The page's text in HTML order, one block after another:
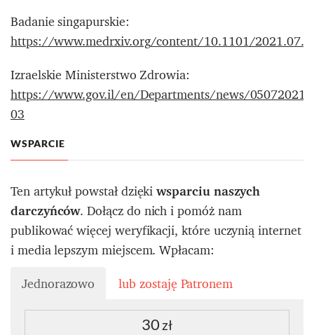
Badanie singapurskie:
https://www.medrxiv.org/content/10.1101/
Izraelskie Ministerstwo Zdrowia:
https://www.gov.il/en/Departments/news/05072021-
03
WSPARCIE
Ten artykuł powstał dziękiwsparciu naszych
darczyńców. Dołącz do nich i pomóż nam
publikować więcej weryfikacji, które uczynią internet
i media lepszym miejscem. Wpłacam:
Jednorazowo
lub zostaję Patronem
30 zł